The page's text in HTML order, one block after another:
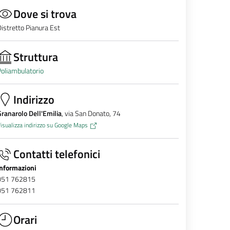
Dove si trova
Pianura Est
Struttura
Indirizzo
Dell'Emilia, via San Donato, 74
indirizzo su Google Maps
Contatti telefonici
762815
762811
Orari